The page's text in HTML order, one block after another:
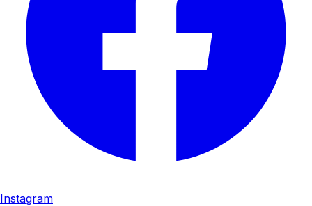
Instagram